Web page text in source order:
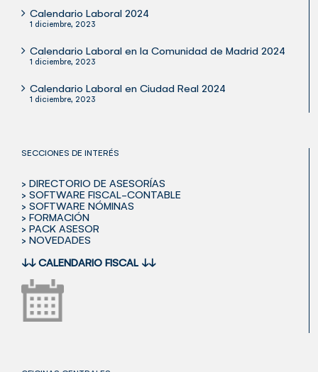
Calendario Laboral 2024
1 diciembre, 2023
Calendario Laboral en la Comunidad de Madrid 2024
1 diciembre, 2023
Calendario Laboral en Ciudad Real 2024
1 diciembre, 2023
SECCIONES DE INTERÉS
> DIRECTORIO DE ASESORÍAS
> SOFTWARE FISCAL-CONTABLE
> SOFTWARE NÓMINAS
> FORMACIÓN
> PACK ASESOR
> NOVEDADES
↓↓ CALENDARIO FISCAL ↓↓